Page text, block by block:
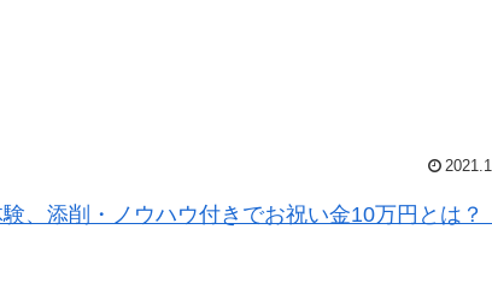
、添削・ノウハウ付きでお祝い金10万円とは？